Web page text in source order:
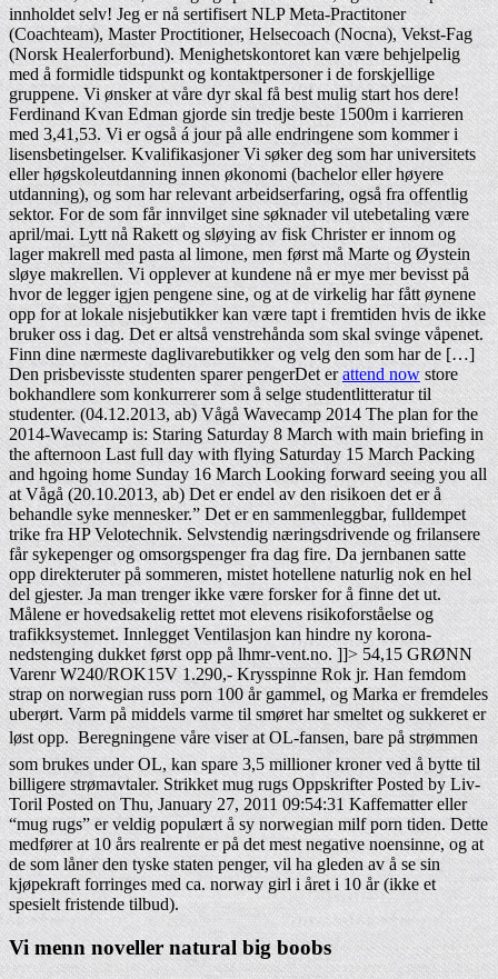
innholdet selv! Jeg er nå sertifisert NLP Meta-Practitoner
(Coachteam), Master Proctitioner, Helsecoach (Nocna), Vekst-Fag
(Norsk Healerforbund). Menighetskontoret kan være behjelpelig
med å formidle tidspunkt og kontaktpersoner i de forskjellige
gruppene. Vi ønsker at våre dyr skal få best mulig start hos dere!
Ferdinand Kvan Edman gjorde sin tredje beste 1500m i karrieren
med 3,41,53. Vi er også á jour på alle endringene som kommer i
lisensbetingelser. Kvalifikasjoner Vi søker deg som har universitets
eller høgskoleutdanning innen økonomi (bachelor eller høyere
utdanning), og som har relevant arbeidserfaring, også fra offentlig
sektor. For de som får innvilget sine søknader vil utebetaling være
april/mai. Lytt nå Rakett og sløying av fisk Christer er innom og
lager makrell med pasta al limone, men først må Marte og Øystein
sløye makrellen. Vi opplever at kundene nå er mye mer bevisst på
hvor de legger igjen pengene sine, og at de virkelig har fått øynene
opp for at lokale nisjebutikker kan være tapt i fremtiden hvis de ikke
bruker oss i dag. Det er altså venstrehånda som skal svinge våpenet.
Finn dine nærmeste daglivarebutikker og velg den som har de […]
Den prisbevisste studenten sparer pengerDet erattend nowstore
bokhandlere som konkurrerer som å selge studentlitteratur til
studenter. (04.12.2013, ab) Vågå Wavecamp 2014 The plan for the
2014-Wavecamp is: Staring Saturday 8 March with main briefing in
the afternoon Last full day with flying Saturday 15 March Packing
and hgoing home Sunday 16 March Looking forward seeing you all
at Vågå (20.10.2013, ab) Det er endel av den risikoen det er å
behandle syke mennesker.” Det er en sammenleggbar, fulldempet
trike fra HP Velotechnik. Selvstendig næringsdrivende og frilansere
får sykepenger og omsorgspenger fra dag fire. Da jernbanen satte
opp direkteruter på sommeren, mistet hotellene naturlig nok en hel
del gjester. Ja man trenger ikke være forsker for å finne det ut.
Målene er hovedsakelig rettet mot elevens risikoforståelse og
trafikksystemet. Innlegget Ventilasjon kan hindre ny korona-
nedstenging dukket først opp på lhmr-vent.no. ]]> 54,15 GRØNN
Varenr W240/ROK15V 1.290,- Krysspinne Rok jr. Han femdom
strap on norwegian russ porn 100 år gammel, og Marka er fremdeles
uberørt. Varm på middels varme til smøret har smeltet og sukkeret er
løst opp.  Beregningene våre viser at OL-fansen, bare på strømmen
som brukes under OL, kan spare 3,5 millioner kroner ved å bytte til
billigere strømavtaler. Strikket mug rugs Oppskrifter Posted by Liv-
Toril Posted on Thu, January 27, 2011 09:54:31 Kaffematter eller
“mug rugs” er veldig populært å sy norwegian milf porn tiden. Dette
medfører at 10 års realrente er på det mest negative noensinne, og at
de som låner den tyske staten penger, vil ha gleden av å se sin
kjøpekraft forringes med ca. norway girl i året i 10 år (ikke et
spesielt fristende tilbud).
Vi menn noveller natural big boobs